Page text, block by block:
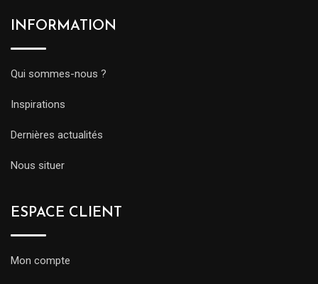
INFORMATION
Qui sommes-nous ?
Inspirations
Dernières actualités
Nous situer
ESPACE CLIENT
Mon compte